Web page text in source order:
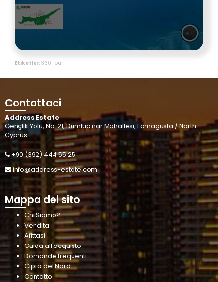
Etiketler:360 Tour
Contattaci
Address Estate
Gençlik Yolu, No: 21, Dumlupınar Mahallesi, Famagusta / North
Cyprus
+90 (392) 444 55 25
info@address-estate.com
Mappa del sito
Chi Siamo?
Vendita
Afittasi
Guida all'acquisto
Domande frequenti
Cipro del Nord
Contatto